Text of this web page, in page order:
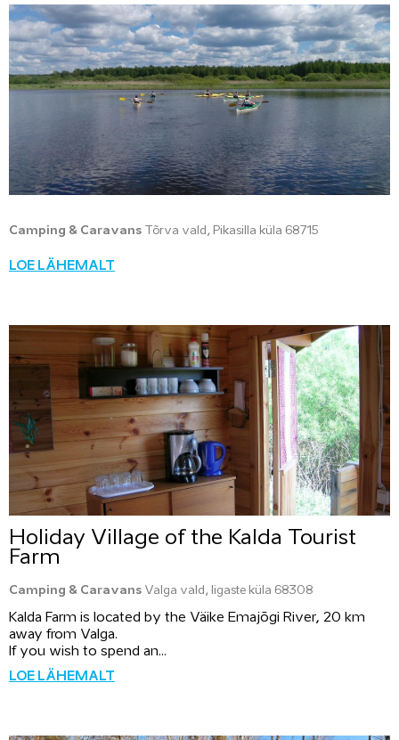
Camping & Caravans Tõrva vald, Pikasilla küla 68715
LOE LÄHEMALT
Holiday Village of the Kalda Tourist
Farm
Camping & Caravans Valga vald, Iigaste küla 68308
Kalda Farm is located by the Väike Emajõgi River, 20 km
away from Valga.
If you wish to spend an...
LOE LÄHEMALT